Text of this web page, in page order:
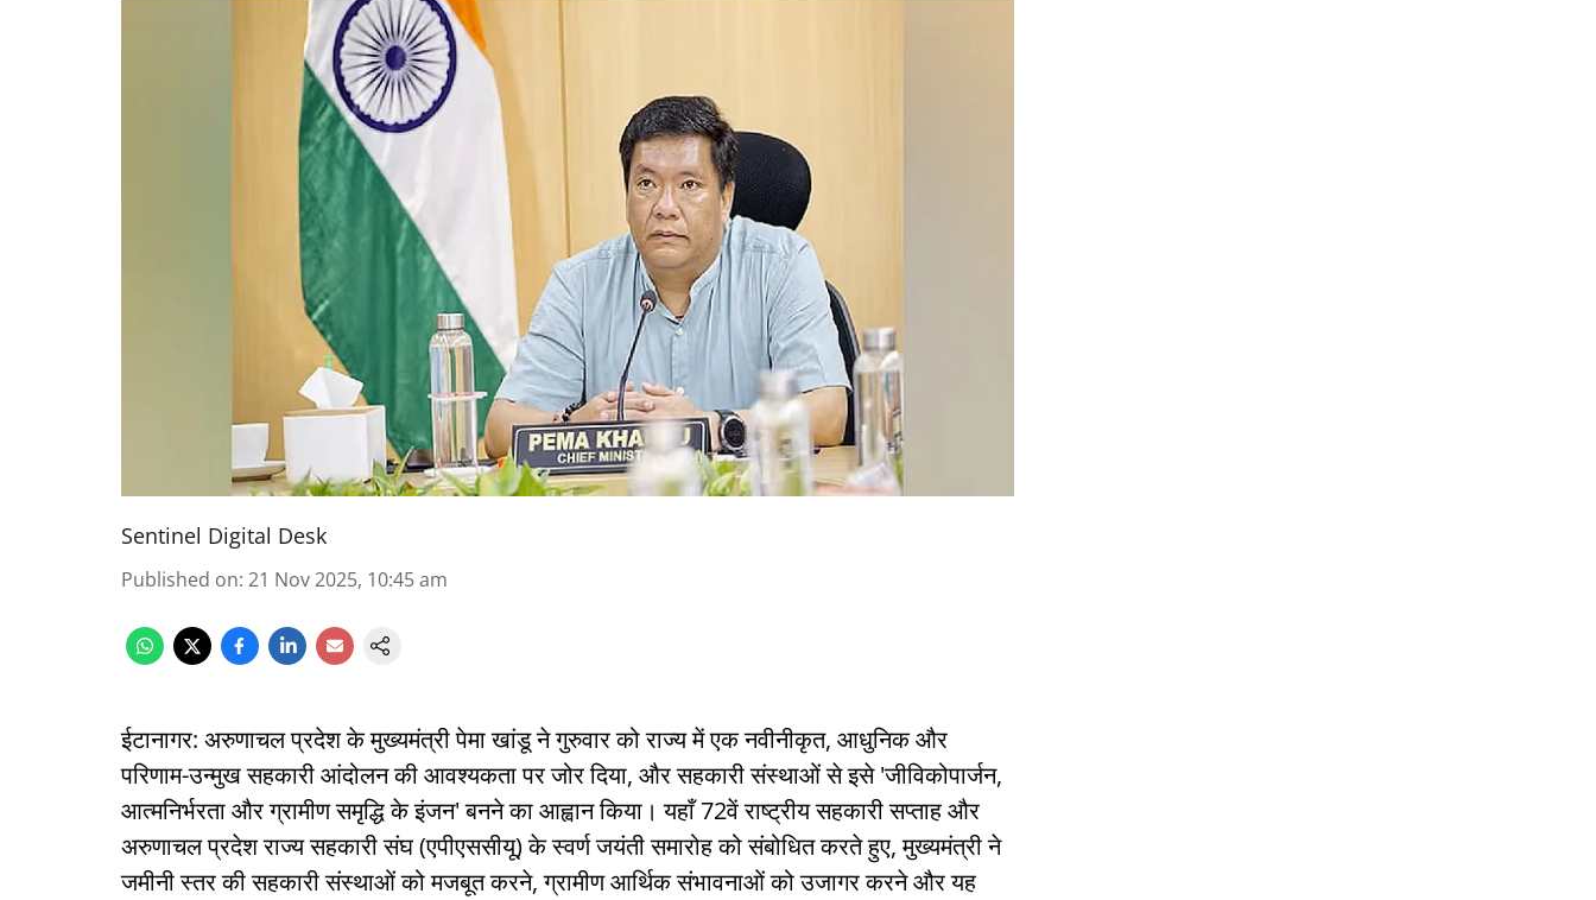
Sentinel Digital Desk
Published on: 21 Nov 2025, 10:45 am
ईटानागर: अरुणाचल प्रदेश के मुख्यमंत्री पेमा खांडू ने गुरुवार को राज्य में एक नवीनीकृत, आधुनिक और
परिणाम-उन्मुख सहकारी आंदोलन की आवश्यकता पर जोर दिया, और सहकारी संस्थाओं से इसे 'जीविकोपार्जन,
आत्मनिर्भरता और ग्रामीण समृद्धि के इंजन' बनने का आह्वान किया। यहाँ 72वें राष्ट्रीय सहकारी सप्ताह और
अरुणाचल प्रदेश राज्य सहकारी संघ (एपीएससीयू) के स्वर्ण जयंती समारोह को संबोधित करते हुए, मुख्यमंत्री ने
जमीनी स्तर की सहकारी संस्थाओं को मजबूत करने, ग्रामीण आर्थिक संभावनाओं को उजागर करने और यह